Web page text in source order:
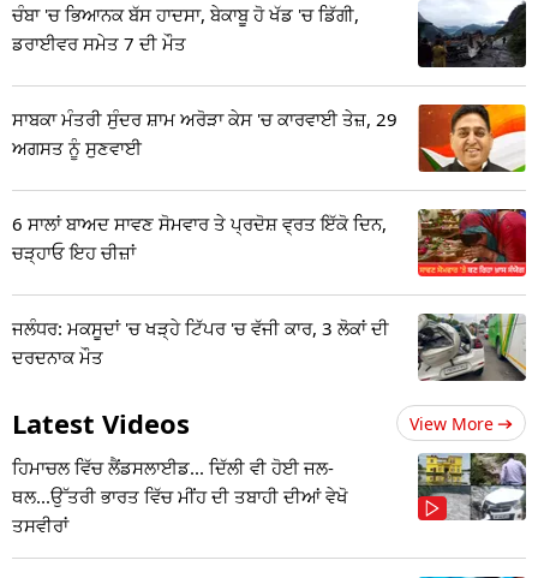
ਚੰਬਾ 'ਚ ਭਿਆਨਕ ਬੱਸ ਹਾਦਸਾ, ਬੇਕਾਬੂ ਹੋ ਖੱਡ 'ਚ ਡਿੱਗੀ,
ਡਰਾਈਵਰ ਸਮੇਤ 7 ਦੀ ਮੌਤ
ਸਾਬਕਾ ਮੰਤਰੀ ਸੁੰਦਰ ਸ਼ਾਮ ਅਰੋੜਾ ਕੇਸ 'ਚ ਕਾਰਵਾਈ ਤੇਜ਼, 29
ਅਗਸਤ ਨੂੰ ਸੁਣਵਾਈ
6 ਸਾਲਾਂ ਬਾਅਦ ਸਾਵਣ ਸੋਮਵਾਰ ਤੇ ਪ੍ਰਦੋਸ਼ ਵ੍ਰਤ ਇੱਕੋ ਦਿਨ,
ਚੜ੍ਹਾਓ ਇਹ ਚੀਜ਼ਾਂ
ਜਲੰਧਰ: ਮਕਸੂਦਾਂ 'ਚ ਖੜ੍ਹੇ ਟਿੱਪਰ 'ਚ ਵੱਜੀ ਕਾਰ, 3 ਲੋਕਾਂ ਦੀ
ਦਰਦਨਾਕ ਮੌਤ
Latest Videos View More
ਹਿਮਾਚਲ ਵਿੱਚ ਲੈਂਡਸਲਾਈਡ... ਦਿੱਲੀ ਵੀ ਹੋਈ ਜਲ-
ਥਲ...ਉੱਤਰੀ ਭਾਰਤ ਵਿੱਚ ਮੀਂਹ ਦੀ ਤਬਾਹੀ ਦੀਆਂ ਵੇਖੋ
ਤਸਵੀਰਾਂ